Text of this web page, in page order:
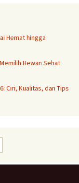
Hemat hingga
Hewan Sehat
Ciri, Kualitas, dan Tips